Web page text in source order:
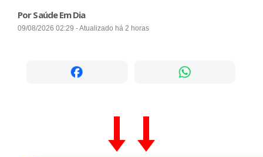
Por Saúde Em Dia
09/08/2026 02:29 - Atualizado há 2 horas